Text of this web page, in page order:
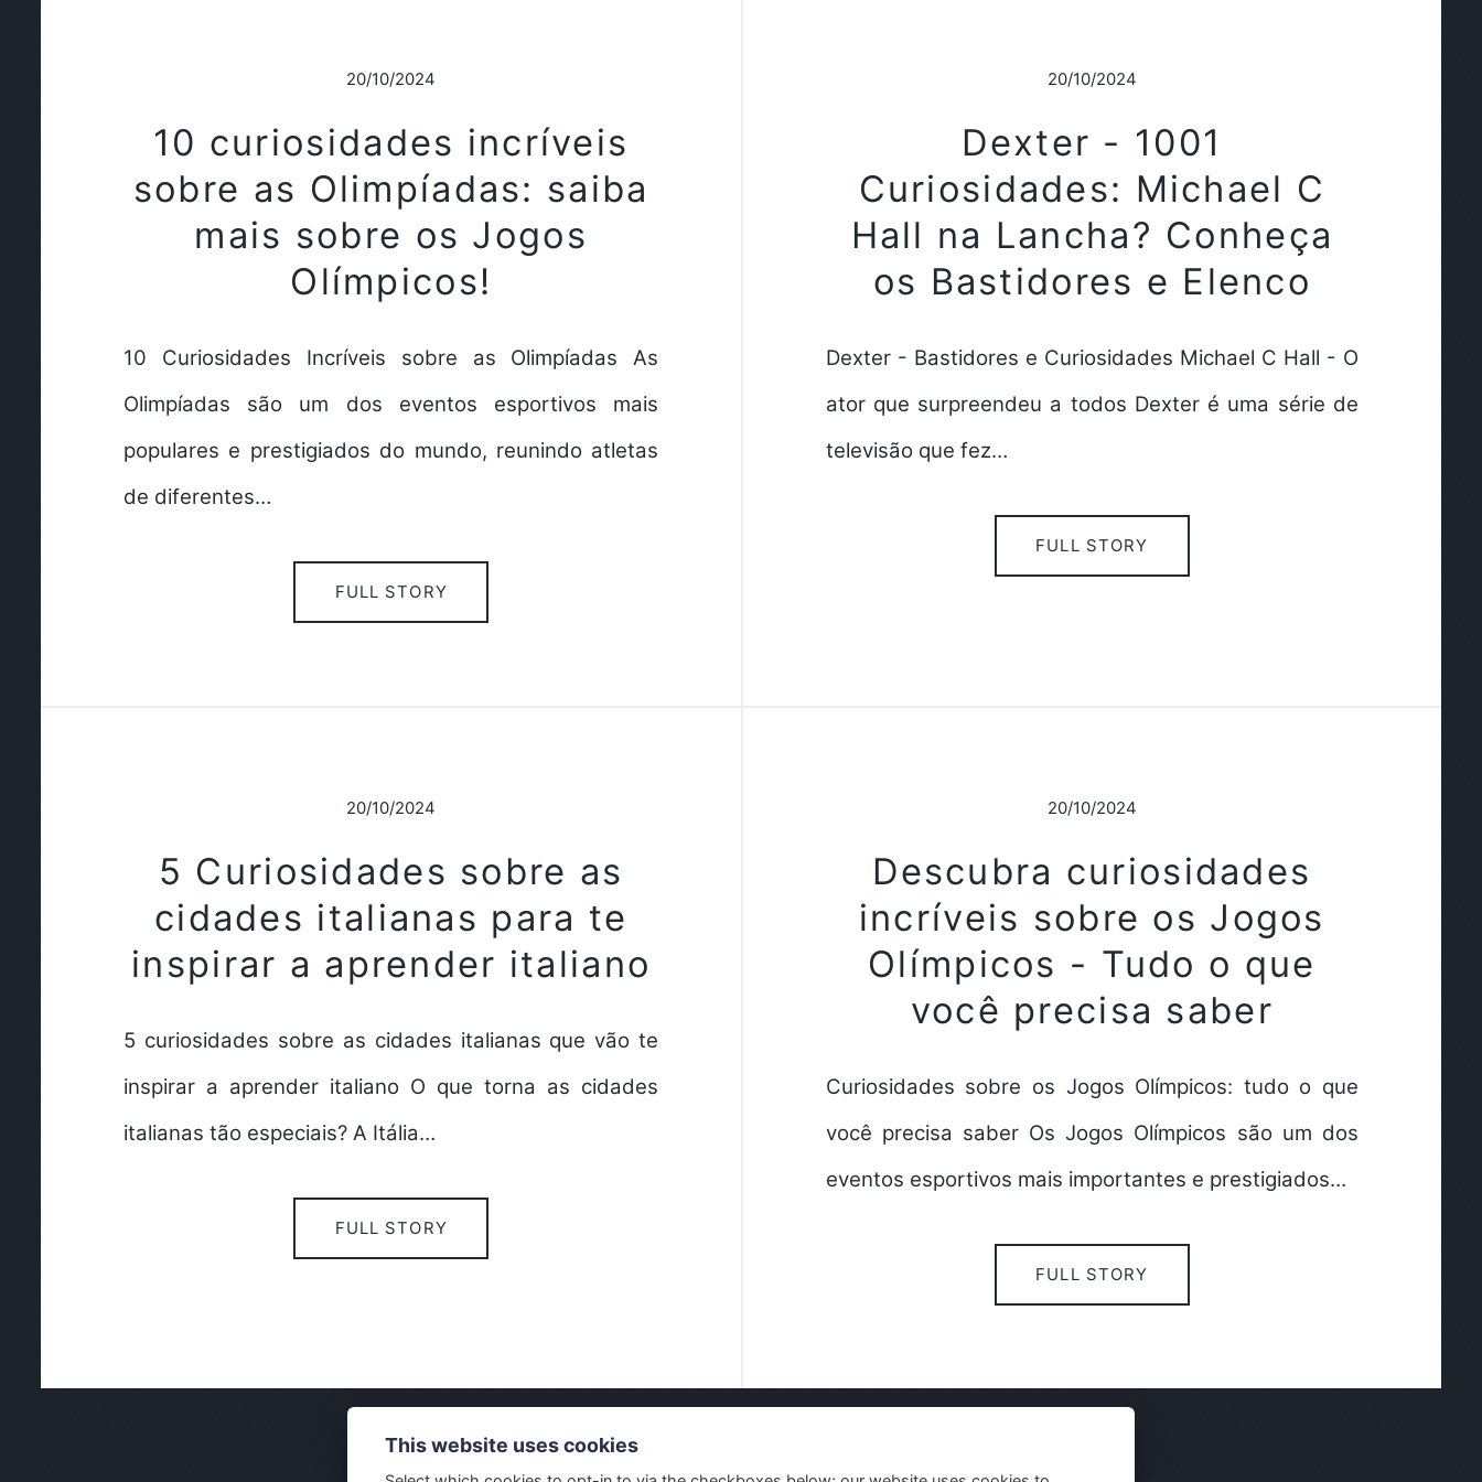
20/10/2024
10 curiosidades incríveis
sobre as Olimpíadas: saiba
mais sobre os Jogos
Olímpicos!
10 Curiosidades Incríveis sobre as Olimpíadas As
Olimpíadas são um dos eventos esportivos mais
populares e prestigiados do mundo, reunindo atletas
de diferentes…
FULL STORY
20/10/2024
Dexter - 1001
Curiosidades: Michael C
Hall na Lancha? Conheça
os Bastidores e Elenco
Dexter - Bastidores e Curiosidades Michael C Hall - O
ator que surpreendeu a todos Dexter é uma série de
televisão que fez…
FULL STORY
20/10/2024
5 Curiosidades sobre as
cidades italianas para te
inspirar a aprender italiano
5 curiosidades sobre as cidades italianas que vão te
inspirar a aprender italiano O que torna as cidades
italianas tão especiais? A Itália…
FULL STORY
20/10/2024
Descubra curiosidades
incríveis sobre os Jogos
Olímpicos - Tudo o que
você precisa saber
Curiosidades sobre os Jogos Olímpicos: tudo o que
você precisa saber Os Jogos Olímpicos são um dos
eventos esportivos mais importantes e prestigiados…
FULL STORY
This website uses cookies